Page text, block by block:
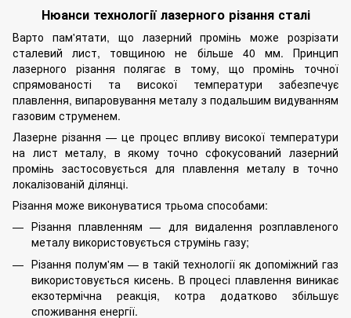
Нюанси технології лазерного різання сталі
Варто пам'ятати, що лазерний промінь може розрізати
сталевий лист, товщиною не більше 40 мм. Принцип
лазерного різання полягає в тому, що промінь точної
спрямованості та високої температури забезпечує
плавлення, випаровування металу з подальшим видуванням
газовим струменем.
Лазерне різання — це процес впливу високої температури
на лист металу, в якому точно сфокусований лазерний
промінь застосовується для плавлення металу в точно
локалізованій ділянці.
Різання може виконуватися трьома способами:
Різання плавленням — для видалення розплавленого
металу використовується струмінь газу;
Різання полум'ям — в такій технології як допоміжний газ
використовується кисень. В процесі плавлення виникає
екзотермічна реакція, котра додатково збільшує
споживання енергії.